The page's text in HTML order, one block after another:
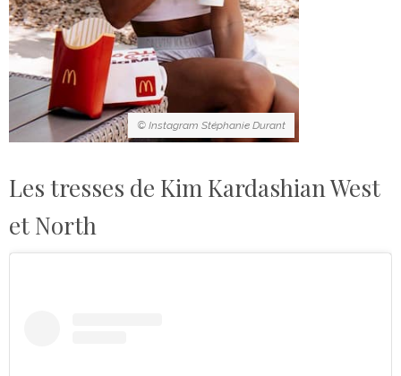
© Instagram Stéphanie Durant
Les tresses de Kim Kardashian West
et North